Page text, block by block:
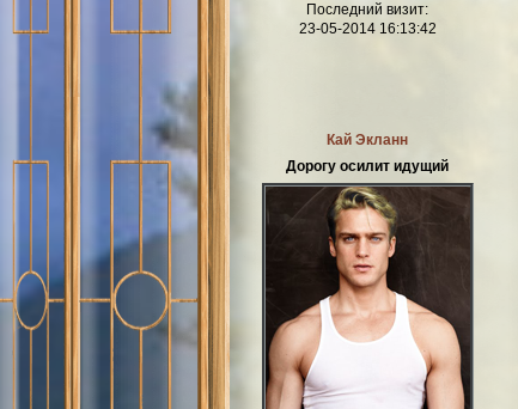
Последний визит:
23-05-2014 16:13:42
Кай Экланн
Дорогу осилит идущий